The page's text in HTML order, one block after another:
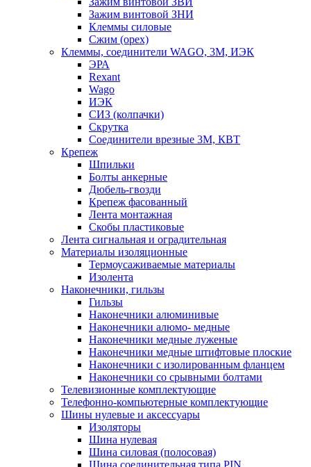
Зажим винтовой ЗНИ
Клеммы силовые
Сжим (орех)
Клеммы, соединители WAGO, 3M, ИЭК
ЭРА
Rexant
Wago
ИЭК
СИЗ (колпачки)
Скрутка
Соединители врезные 3M, КВТ
Крепеж
Шпильки
Болты анкерные
Дюбель-гвозди
Крепеж фасованный
Лента монтажная
Скобы пластиковые
Лента сигнальная и оградительная
Материалы изоляционные
Термоусаживаемые матeриалы
Изолента
Наконечники, гильзы
Гильзы
Наконечники алюминивые
Наконечники алюмо- медные
Наконечники медные луженые
Наконечники медные штифтовые плоские
Наконечники с изолированным фланцем
Наконечники со срывными болтами
Телевизионные комплектующие
Телефонно-компьютерные комплектующие
Шины нулевые и аксессуары
Изоляторы
Шина нулевая
Шина силовая (полосовая)
Шина соединительная типа PIN